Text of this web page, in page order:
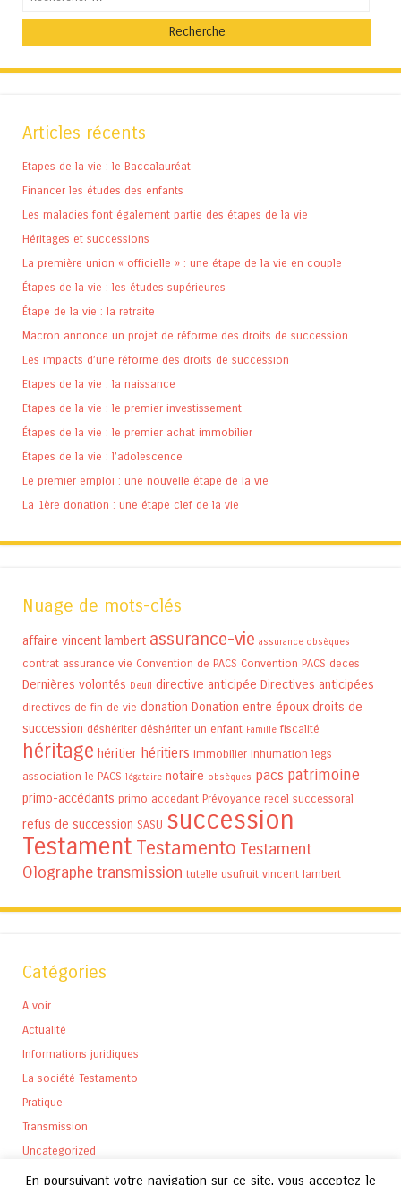
Articles récents
Etapes de la vie : le Baccalauréat
Financer les études des enfants
Les maladies font également partie des étapes de la vie
Héritages et successions
La première union « officielle » : une étape de la vie en couple
Étapes de la vie : les études supérieures
Étape de la vie : la retraite
Macron annonce un projet de réforme des droits de succession
Les impacts d’une réforme des droits de succession
Etapes de la vie : la naissance
Etapes de la vie : le premier investissement
Étapes de la vie : le premier achat immobilier
Étapes de la vie : l’adolescence
Le premier emploi : une nouvelle étape de la vie
La 1ère donation : une étape clef de la vie
Nuage de mots-clés
affaire vincent lambert assurance-vie assurance obsèques
contrat assurance vie Convention de PACS Convention PACS deces
Dernières volontés Deuil directive anticipée Directives anticipées
directives de fin de vie donation Donation entre époux droits de
succession déshériter déshériter un enfant Famille fiscalité
héritage héritier héritiers immobilier inhumation legs
association le PACS légataire notaire obsèques pacs patrimoine
primo-accédants primo accedant Prévoyance recel successoral
refus de succession SASU succession
Testament Testamento Testament
Olographetransmission tutelle usufruit vincent lambert
Catégories
A voir
Actualité
Informations juridiques
La société Testamento
Pratique
Transmission
Uncategorized
En poursuivant votre navigation sur ce site, vous acceptez le